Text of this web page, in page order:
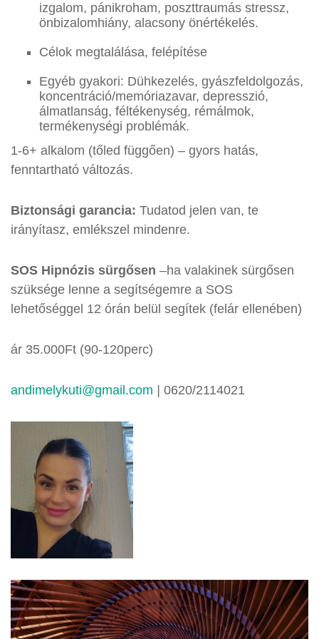
izgalom, pánikroham, poszttraumás stressz,
önbizalomhiány, alacsony önértékelés.​
Célok megtalálása, felépítése
Egyéb gyakori: Dühkezelés, gyászfeldolgozás,
koncentráció/memóriazavar, depresszió,
álmatlanság, féltékenység, rémálmok,
termékenységi problémák.​
1-6+ alkalom (tőled függően) – gyors hatás,
fenntartható változás.
Biztonsági garancia: Tudatod jelen van, te
irányítasz, emlékszel mindenre.
SOS Hipnózis sürgősen –ha valakinek sürgősen
szüksége lenne a segítségemre a SOS
lehetőséggel 12 órán belül segítek (felár ellenében)
ár 35.000Ft (90-120perc)
andimelykuti@gmail.com 0620/2114021